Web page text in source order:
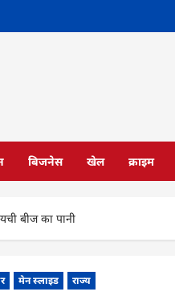
बिजनेस खेल क्राइम
बीज का पानी
मेन स्लाइड राज्य